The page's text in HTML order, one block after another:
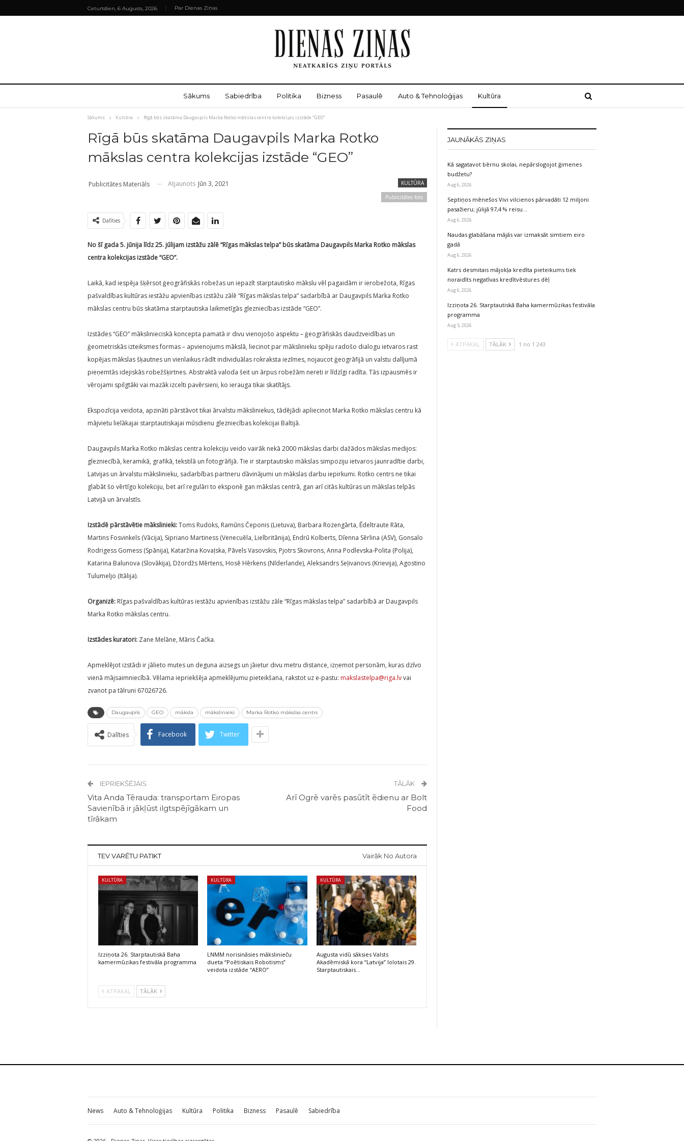
Ceturtdien, 6 Augusts, 2026 Par Dienas Ziņas
Sākums Sabiedrība Politika Bizness Pasaulē Auto & Tehnoloģijas Kultūra
Sākums Kultūra Rīgā būs skatāma Daugavpils Marka Rotko mākslas centra kolekcijas izstāde “GEO”
Rīgā būs skatāma Daugavpils Marka Rotko
mākslas centra kolekcijas izstāde “GEO”
KULTŪRA
Publicitātes Materiāls Atjaunots Jūn 3, 2021
Publicitātes foto
Dalīties
No šī gada 5. jūnija līdz 25. jūlijam izstāžu zālē “Rīgas mākslas telpa” būs skatāma Daugavpils Marka Rotko mākslas
centra kolekcijas izstāde “GEO”.
Laikā, kad iespēja šķērsot ģeogrāfiskās robežas un iepazīt starptautisko mākslu vēl pagaidām ir ierobežota, Rīgas
pašvaldības kultūras iestāžu apvienības izstāžu zālē “Rīgas mākslas telpa” sadarbībā ar Daugavpils Marka Rotko
mākslas centru būs skatāma starptautiska laikmetīgās glezniecības izstāde “GEO”.
Izstādes “GEO” mākslinieciskā koncepta pamatā ir divu vienojošo aspektu – ģeogrāfiskās daudzveidības un
ģeometriskās izteiksmes formas – apvienojums mākslā, liecinot par mākslinieku spēju radošo dialogu ietvaros rast
kopējas mākslas šķautnes un vienlaikus rādīt individuālas rokraksta iezīmes, nojaucot ģeogrāfijā un valstu dalījumā
pieņemtās idejiskās robežšķirtnes. Abstraktā valoda šeit un ārpus robežām nereti ir līdzīgi radīta. Tās izpausmēs ir
vērojami spilgtāki vai mazāk izcelti pavērsieni, ko ierauga tikai skatītājs.
Ekspozīcija veidota, apzināti pārstāvot tikai ārvalstu māksliniekus, tādējādi apliecinot Marka Rotko mākslas centru kā
mājvietu lielākajai starptautiskajai mūsdienu glezniecības kolekcijai Baltijā.
Daugavpils Marka Rotko mākslas centra kolekciju veido vairāk nekā 2000 mākslas darbi dažādos mākslas medijos:
glezniecībā, keramikā, grafikā, tekstilā un fotogrāfijā. Tie ir starptautisko mākslas simpoziju ietvaros jaunradītie darbi,
Latvijas un ārvalstu mākslinieku, sadarbības partneru dāvinājumi un mākslas darbu iepirkumi. Rotko centrs ne tikai
glabāt šo vērtīgo kolekciju, bet arī regulāri to eksponē gan mākslas centrā, gan arī citās kultūras un mākslas telpās
Latvijā un ārvalstīs.
Izstādē pārstāvētie mākslinieki:Toms Rudoks, Ramūns Čeponis (Lietuva), Barbara Rozengārta, Ēdeltraute Rāta,
Martins Fosvinkels (Vācija), Sipriano Martiness (Venecuēla, Lielbritānija), Endrū Kolberts, Dīenna Sērlina (ASV), Gonsalo
Rodrigess Gomess (Spānija), Kataržina Kovaļska, Pāvels Vasovskis, Pjotrs Skovrons, Anna Podlevska-Polita (Polija),
Katarina Balunova (Slovākija), Džordžs Mērtens, Hosē Hērkens (Nīderlande), Aleksandrs Seļivanovs (Krievija), Agostino
Tulumeljo (Itālija).
Organizē: Rīgas pašvaldības kultūras iestāžu apvienības izstāžu zāle “Rīgas mākslas telpa” sadarbībā ar Daugavpils
Marka Rotko mākslas centru.
Izstādes kuratori: Zane Melāne, Māris Čačka.
Apmeklējot izstādi ir jālieto mutes un deguna aizsegs un jāietur divu metru distance, izņemot personām, kuras dzīvo
vienā mājsaimniecībā. Vēlama iepriekšēja apmeklējumu pieteikšana, rakstot uz e-pastu: makslastelpa@riga.lvvai
zvanot pa tālruni 67026726.
Daugavpils GEO māksla mākslinieki Marka Rotko mākslas centrs
Dalīties Facebook Twitter
IEPRIEKŠĒJAIS
Vita Anda Tērauda: transportam Eiropas
Savienībā ir jākļūst ilgtspējīgākam un
tīrākam
TĀLĀK
Arī Ogrē varēs pasūtīt ēdienu ar Bolt
Food
TEV VARĒTU PATIKT Vairāk No Autora
KULTŪRA
Izziņota 26. Starptautiskā Baha
kamermūzikas festivāla programma
KULTŪRA
LNMM norisināsies mākslinieču
dueta “Poētiskais Robotisms”
veidota izstāde “AERO”
KULTŪRA
Augusta vidū sāksies Valsts
Akadēmiskā kora “Latvija” lolotais 29.
Starptautiskais…
ATPAKAĻ TĀLĀK
JAUNĀKĀS ZIŅAS
Kā sagatavot bērnu skolai, nepārslogojot ģimenes
budžetu?
Aug 6, 2026
Septiņos mēnešos Vivi vilcienos pārvadāti 12 miljoni
pasažieru; jūlijā 97,4 % reisu…
Aug 6, 2026
Naudas glabāšana mājās var izmaksāt simtiem eiro
gadā
Aug 6, 2026
Katrs desmitais mājokļa kredīta pieteikums tiek
noraidīts negatīvas kredītvēstures dēļ
Aug 6, 2026
Izziņota 26. Starptautiskā Baha kamermūzikas festivāla
programma
Aug 5, 2026
ATPAKAĻ TĀLĀK 1 no 1 243
News Auto & Tehnoloģijas Kultūra Politika Bizness Pasaulē Sabiedrība